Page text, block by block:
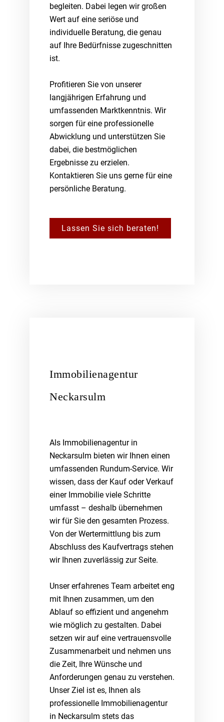
begleiten. Dabei legen wir großen
Wert auf eine seriöse und
individuelle Beratung, die genau
auf Ihre Bedürfnisse zugeschnitten
ist.
Profitieren Sie von unserer
langjährigen Erfahrung und
umfassenden Marktkenntnis. Wir
sorgen für eine professionelle
Abwicklung und unterstützen Sie
dabei, die bestmöglichen
Ergebnisse zu erzielen.
Kontaktieren Sie uns gerne für eine
persönliche Beratung.
Lassen Sie sich beraten!
Immobilienagentur
Neckarsulm
Als Immobilienagentur in
Neckarsulm bieten wir Ihnen einen
umfassenden Rundum-Service. Wir
wissen, dass der Kauf oder Verkauf
einer Immobilie viele Schritte
umfasst – deshalb übernehmen
wir für Sie den gesamten Prozess.
Von der Wertermittlung bis zum
Abschluss des Kaufvertrags stehen
wir Ihnen zuverlässig zur Seite.
Unser erfahrenes Team arbeitet eng
mit Ihnen zusammen, um den
Ablauf so effizient und angenehm
wie möglich zu gestalten. Dabei
setzen wir auf eine vertrauensvolle
Zusammenarbeit und nehmen uns
die Zeit, Ihre Wünsche und
Anforderungen genau zu verstehen.
Unser Ziel ist es, Ihnen als
professionelle Immobilienagentur
in Neckarsulm stets das